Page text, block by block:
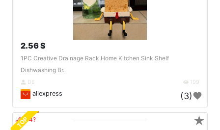
2.56 $
1PC Creative Drainage Rack Home Kitchen Sink Shelf
Dishwashing Br..
DE 199
aliexpress (3)
🔗404?
TOP ★